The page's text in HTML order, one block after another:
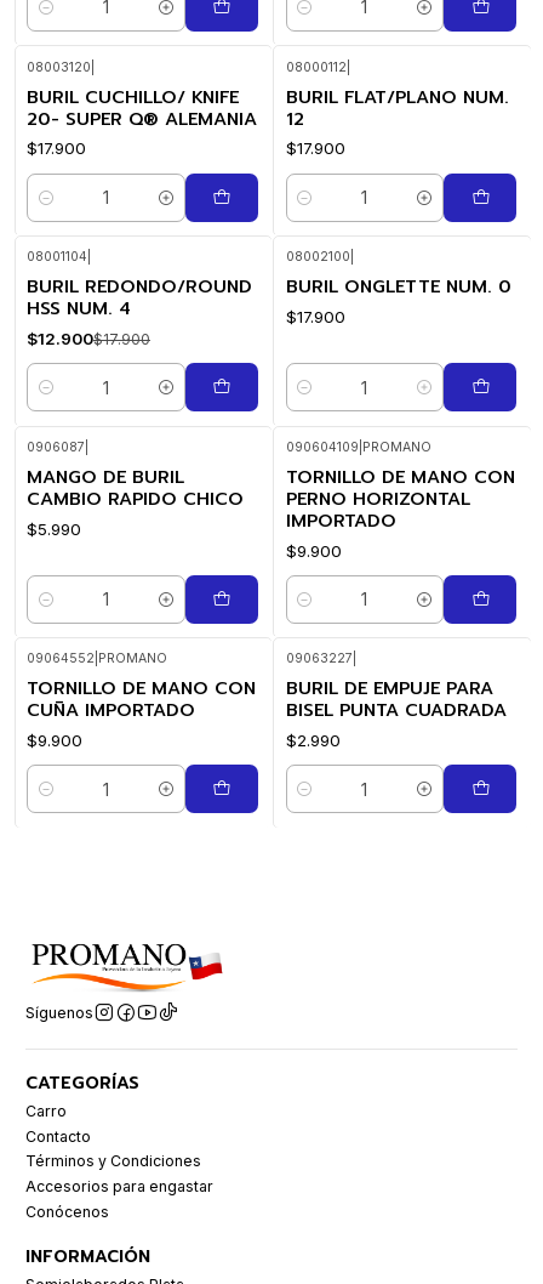
Cantidad Cantidad
08003120
BURIL CUCHILLO/ KNIFE
20- SUPER Q® ALEMANIA
$17.900
Cantidad
08000112
BURIL FLAT/PLANO NUM.
12
$17.900
Cantidad
-28%
OFF
08001104
BURIL REDONDO/ROUND
HSS NUM. 4
$12.900$17.900
Cantidad
08002100
BURIL ONGLETTE NUM. 0
$17.900
Cantidad
0906087
MANGO DE BURIL
CAMBIO RAPIDO CHICO
$5.990
Cantidad
090604109 PROMANO
TORNILLO DE MANO CON
PERNO HORIZONTAL
IMPORTADO
$9.900
Cantidad
09064552 PROMANO
TORNILLO DE MANO CON
CUÑA IMPORTADO
$9.900
Cantidad
09063227
BURIL DE EMPUJE PARA
BISEL PUNTA CUADRADA
$2.990
Cantidad
Síguenos
CATEGORÍAS
Carro
Contacto
Términos y Condiciones
Accesorios para engastar
Conócenos
INFORMACIÓN